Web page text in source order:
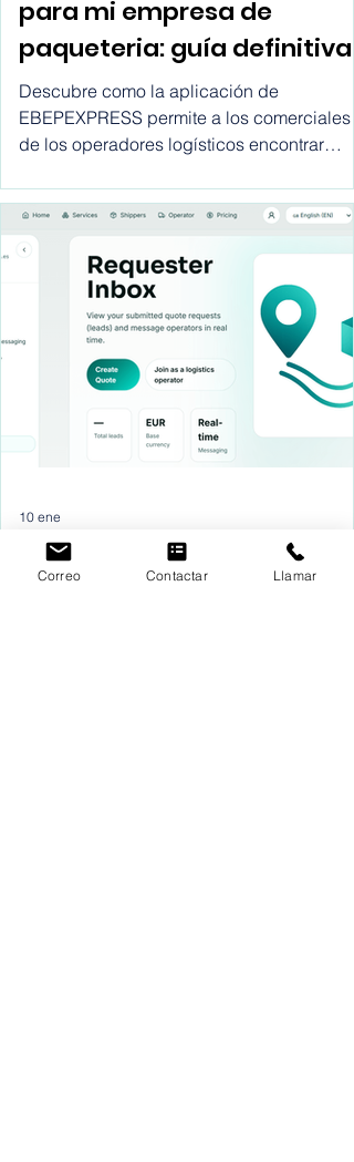
Como encontrar clientes
para mi empresa de
paqueteria: guía definitiva
para los comerciales de
operadores logísticos
Descubre como la aplicación de
EBEPEXPRESS permite a los comerciales
de los operadores logísticos encontrar
clientes para sus empresas desde la
comodidad de sus despachos, sin largo
viajes, sin llamadas en frío, sin gastos
innecesarios.
10 ene
Correo
Contactar Llamar